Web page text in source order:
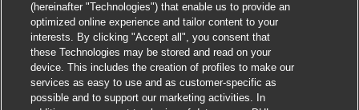
(hereinafter "Technologies") that enable us to provide an
optimized online experience and tailor content to your
interests. By clicking "Accept all", you consent that
these Technologies may be stored and read on your
device. This includes the creation of profiles to make our
services as easy to use and as customer-specific as
possible and to support our marketing activities. In